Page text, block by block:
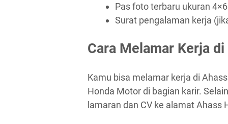
Pas foto terbaru ukuran
Surat pengalaman kerja
Cara Melamar Kerja
Kamu bisa melamar kerja di
Honda Motor di bagian karir.
lamaran dan CV ke alamat Ahass